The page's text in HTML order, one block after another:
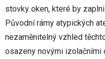
stovky oken, které by
Původní rámy atypických
nezaměnitelný vzhled
osazeny novými izolačními